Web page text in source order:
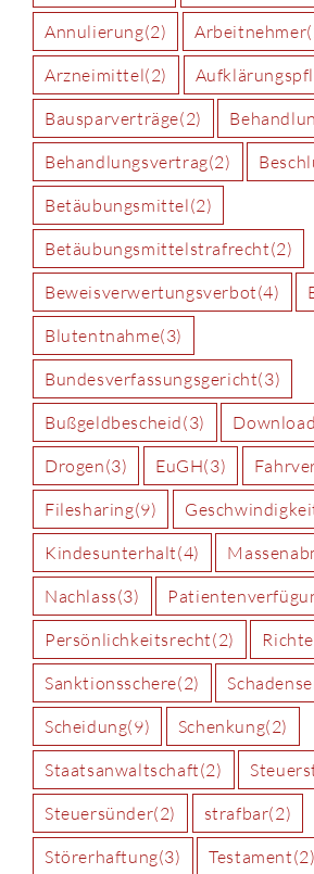
Annulierung(2) Arbeitnehmer
Arzneimittel(2)
Bausparverträge(2)
Behandlungsvertrag(2)
Betäubungsmittel(2)
Betäubungsmittelstrafrecht(2)
Beweisverwertungsverbot(4)
Blutentnahme(3)
Bundesverfassungsgericht(3)
Bußgeldbescheid(3) Download
Drogen(3) EuGH(3)
Filesharing(9)
Kindesunterhalt(4)
Nachlass(3)
Persönlichkeitsrecht(2)
Sanktionsschere(2)
Scheidung(9) Schenkung(2)
Staatsanwaltschaft(2)
Steuersünder(2) strafbar(2)
Störerhaftung(3) Testament(2)